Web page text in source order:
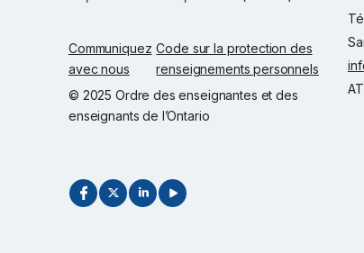
Communiquez
avec nous
Code sur la protection des
renseignements personnels
© 2025 Ordre des enseignantes et des
enseignants de l’Ontario